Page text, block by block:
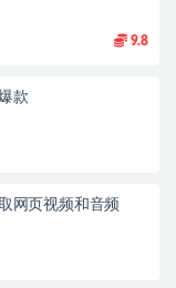
9.8
款
网页视频和音频